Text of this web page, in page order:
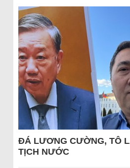
ĐÁ LƯƠNG CƯỜNG, TÔ
TỊCH NƯỚC